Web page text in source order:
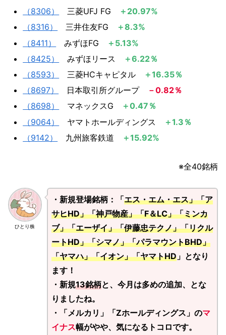
（8306）
​ 三菱UFJ FG
＋20.97%​​​​
（8316）
​ 三井住友FG
＋8.3%​​​​
（8411）
​ みずほFG ​
＋5.13%
（8425）
みずほリース
＋6.22％
（8593）
三菱HCキャピタル
＋16.35％​
（8697）
日本取引所グループ
－0.82％
（8698）
マネックスG
＋0.47％
（9064）
ヤマトホールディングス
＋1.3％
（9142）
​ 九州旅客鉄道 ＋15.92%​​​​​
※全40銘柄
ひとり株
・新規登場銘柄：「エス・エム・エス」「ア
サヒHD」「神戸物産」「F＆LC」「ミンカ
ブ」「エーザイ」「伊藤忠テクノ」「リクル
ートHD」「シマノ」「パラマウントBHD」
「ヤマハ」「イオン」「ヤマトHD」となり
ます！
・新規13銘柄と、今月は多めの追加、とな
りましたね。
・「メルカリ」「Zホールディングス」のマ
イナス幅がやや、気になるトコロです。